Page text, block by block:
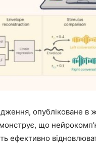
опубліковане в
що
ефективно